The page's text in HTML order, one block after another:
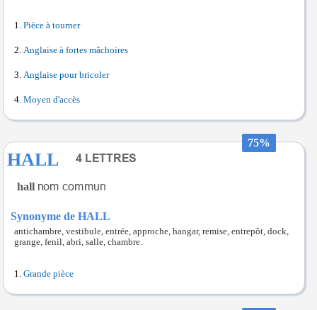
Pièce à tourner
Anglaise à fortes mâchoires
Anglaise pour bricoler
Moyen d'accès
75%
HALL
hall
Synonyme de HALL
antichambre, vestibule, entrée, approche, hangar, remise, entrepôt, dock,
grange, fenil, abri, salle, chambre.
Grande pièce